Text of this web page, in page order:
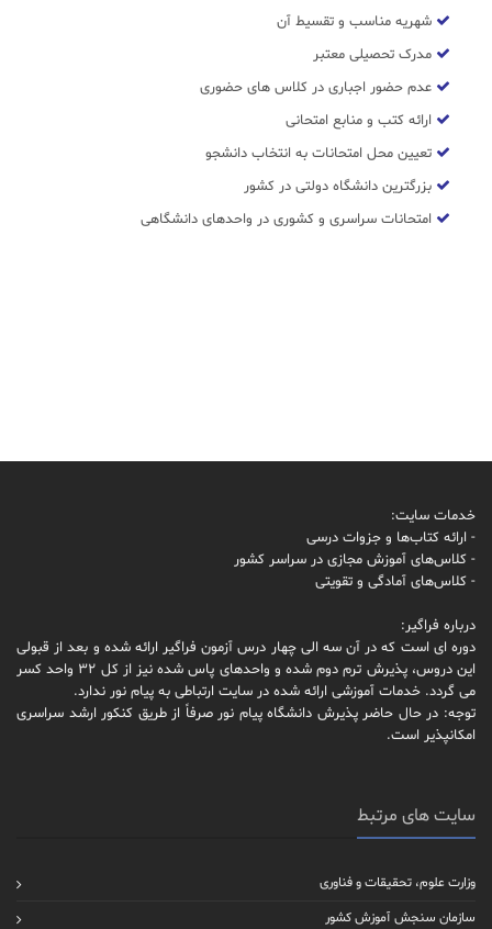
شهریه مناسب و تقسیط آن
مدرک تحصیلی معتبر
عدم حضور اجباری در کلاس های حضوری
ارائه کتب و منابع امتحانی
تعیین محل امتحانات به انتخاب دانشجو
بزرگترین دانشگاه دولتی در کشور
امتحانات سراسری و کشوری در واحدهای دانشگاهی
خدمات سایت:
- ارائه کتاب‌ها و جزوات درسی
- کلاس‌های آموزش مجازی در سراسر کشور
- کلاس‌های آمادگی و تقویتی
درباره فراگیر:
دوره ای است که در آن سه الی چهار درس آزمون فراگیر ارائه شده و بعد از قبولی
این دروس، پذیرش ترم دوم شده و واحدهای پاس شده نیز از کل 32 واحد کسر
می گردد. خدمات آموزشی ارائه شده در سایت ارتباطی به پیام نور ندارد.
توجه: در حال حاضر پذیرش دانشگاه پیام نور صرفاً از طریق کنکور ارشد سراسری
امکانپذیر است.
سایت های مرتبط
وزارت علوم، تحقیقات و فناوری
سازمان سنجش آموزش کشور